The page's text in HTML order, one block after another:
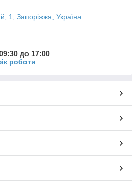
1, Запоріжжя, Україна
до 17:00
роботи